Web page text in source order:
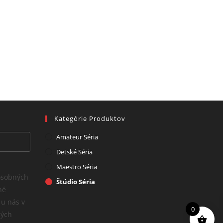
nás v
Kategórie Produktov
Amateur Séria
Detské Séria
Maestro Séria
Štúdio Séria
0